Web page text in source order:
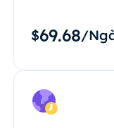
$69.68/